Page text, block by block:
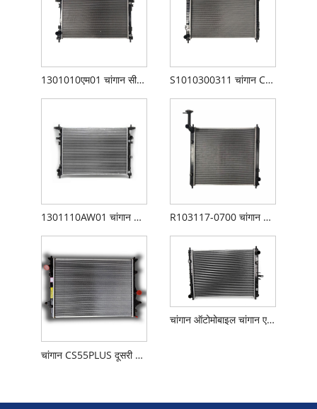
1301010एम01 चांगान सीएस75 रेडिएटर S1010300311 चांगान CS35 रेडिएटर
1301110AW01 चांगान CS55 रेडिएटर R103117-0700 चांगान CX70 रेडिएटर
चांगान CS55PLUS दूसरी पीढ़ी 1.5T रेडिएटर
चांगान ऑटोमोबाइल चांगान एल्स्विन वी7 रेडिएटर पानी की टंकी